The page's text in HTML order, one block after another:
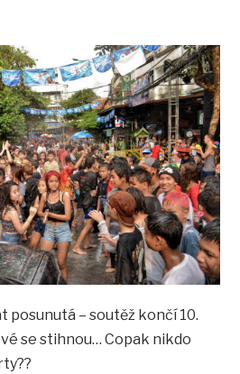
– soutěž končí 10.
se stihnou… Copak nikdo